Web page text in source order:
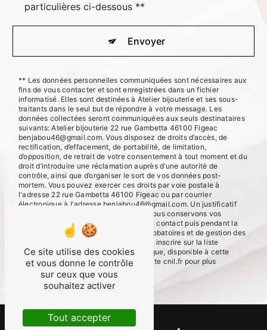
particulières ci-dessous **
Envoyer
** Les données personnelles communiquées sont nécessaires aux
fins de vous contacter et sont enregistrées dans un fichier
informatisé. Elles sont destinées à Atelier bijouterie et ses sous-
traitants dans le seul but de répondre à votre message. Les
données collectées seront communiquées aux seuls destinataires
suivants: Atelier bijouterie 22 rue Gambetta 46100 Figeac
benjabou46@gmail.com. Vous disposez de droits d’accès, de
rectification, d’effacement, de portabilité, de limitation,
d’opposition, de retrait de votre consentement à tout moment et du
droit d’introduire une réclamation auprès d’une autorité de
contrôle, ainsi que d’organiser le sort de vos données post-
mortem. Vous pouvez exercer ces droits par voie postale à
l'adresse 22 rue Gambetta 46100 Figeac ou par courrier
électronique à l'adresse benjabou46@gmail.com. Un justificatif
d'identité pourra vous être demandé. Nous conservons vos
données pendant la période de prise de contact puis pendant la
durée de prescription légale aux fins probatoires et de gestion des
contentieux. Vous avez le droit de vous inscrire sur la liste
d'opposition au démarchage téléphonique, disponible à cette
adresse: Bloctel.gouv.fr. Consultez le site cnil.fr pour plus
d’informations sur vos droits.
Ce site utilise des cookies
et vous donne le contrôle
sur ceux que vous
souhaitez activer
Tout accepter